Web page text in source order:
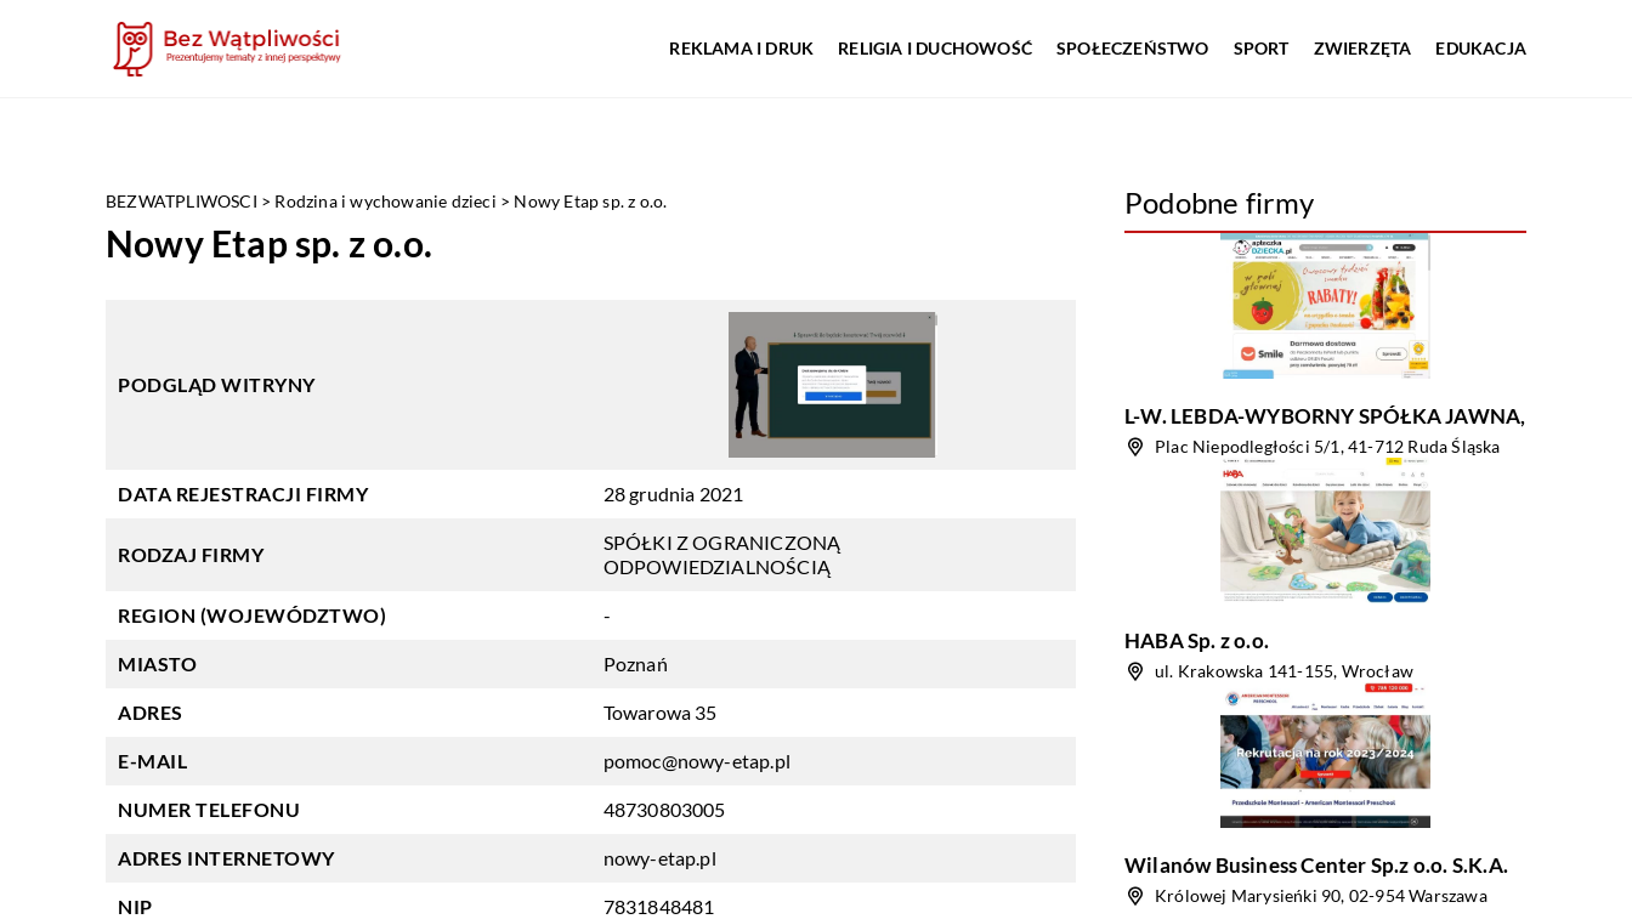
REKLAMA I DRUK RELIGIA I DUCHOWOŚĆ SPOŁECZEŃSTWO SPORT ZWIERZĘTA EDUKACJA
BEZWATPLIWOSCI > Rodzina i wychowanie dzieci > Nowy Etap sp. z o.o.
Nowy Etap sp. z o.o.
PODGLĄD WITRYNY
DATA REJESTRACJI FIRMY 28 grudnia 2021
RODZAJ FIRMY
SPÓŁKI Z OGRANICZONĄ
ODPOWIEDZIALNOŚCIĄ
REGION (WOJEWÓDZTWO) -
MIASTO Poznań
ADRES Towarowa 35
E-MAIL pomoc@nowy-etap.pl
NUMER TELEFONU 48730803005
ADRES INTERNETOWY nowy-etap.pl
NIP 7831848481
Podobne firmy
L-W. LEBDA-WYBORNY SPÓŁKA JAWNA,
Plac Niepodległości 5/1, 41-712 Ruda Śląska
HABA Sp. z o.o.
ul. Krakowska 141-155, Wrocław
Wilanów Business Center Sp.z o.o. S.K.A.
Królowej Marysieńki 90, 02-954 Warszawa